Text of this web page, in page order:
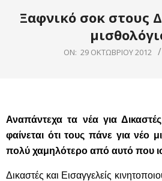
Ξαφνικό σοκ στους
ON: 29 ΟΚΤΩΒΡΊΟΥ 2012
Αναπάντεχα τα νέα για
φαίνεται ότι τους πάνε για νέο
πολύ χαμηλότερο από αυτό που
Δικαστές και Εισαγγελείς